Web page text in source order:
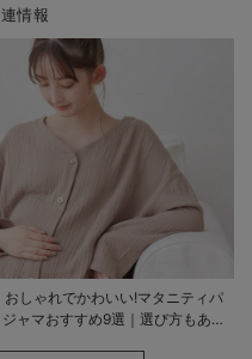
情報
おしゃれでかわいい!マタニティパ
ジャマおすすめ9選｜選び方もあわ